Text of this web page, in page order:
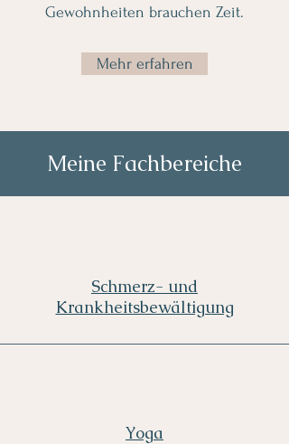
Gewohnheiten brauchen Zeit.
Mehr erfahren
Meine Fachbereiche
Schmerz- und
Krankheitsbewältigung
Yoga